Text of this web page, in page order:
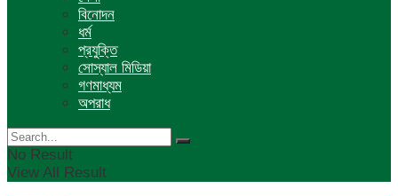
বিনোদন
ধর্ম
প্রযুক্তি
সোস্যাল মিডিয়া
গণমাধ্যম
অপরাধ
No Result
View All Result